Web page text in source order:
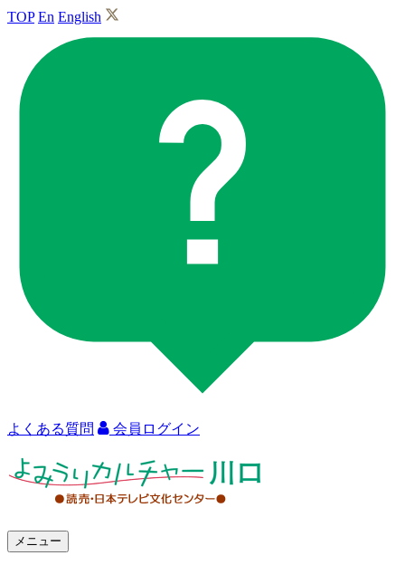
TOP En English
よくある質問 会員ログイン
メニュー